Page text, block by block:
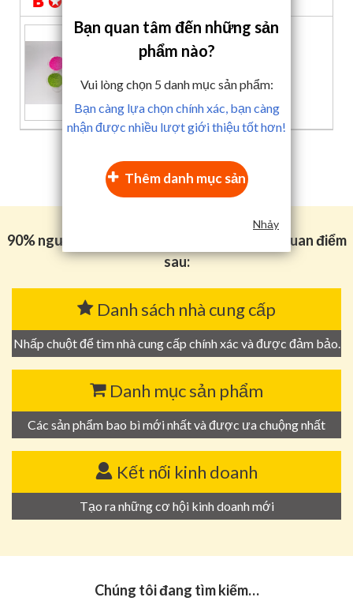
Bạn quan tâm đến những sản
phẩm nào?
Vui lòng chọn 5 danh mục sản phẩm:
Bạn càng lựa chọn chính xác, bạn càng
nhận được nhiều lượt giới thiệu tốt hơn!
Thêm danh mục sản
Nhảy
90% người làm trong ngành bao bì cũng có quan điểm
sau:
Danh sách nhà cung cấp
Nhấp chuột để tìm nhà cung cấp chính xác và được đảm bảo.
Danh mục sản phẩm
Các sản phẩm bao bì mới nhất và được ưa chuộng nhất
Kết nối kinh doanh
Tạo ra những cơ hội kinh doanh mới
Chúng tôi đang tìm kiếm…